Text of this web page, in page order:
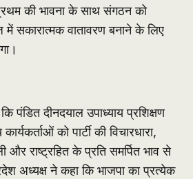
की भावना के साथ संगठन को
सकारात्मक वातावरण बनाने के लिए
पंडित दीनदयाल उपाध्याय प्रशिक्षण
को पार्टी की विचारधारा,
और राष्ट्रहित के प्रति समर्पित भाव से
अध्यक्ष ने कहा कि भाजपा का प्रत्येक